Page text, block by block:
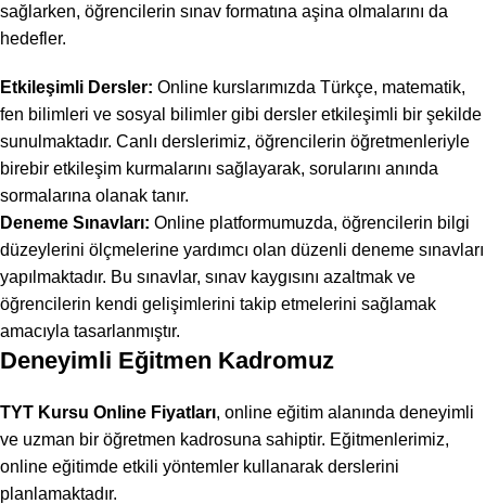
sağlarken, öğrencilerin sınav formatına aşina olmalarını da
hedefler.
Etkileşimli Dersler: Online kurslarımızda Türkçe, matematik,
fen bilimleri ve sosyal bilimler gibi dersler etkileşimli bir şekilde
sunulmaktadır. Canlı derslerimiz, öğrencilerin öğretmenleriyle
birebir etkileşim kurmalarını sağlayarak, sorularını anında
sormalarına olanak tanır.
Deneme Sınavları: Online platformumuzda, öğrencilerin bilgi
düzeylerini ölçmelerine yardımcı olan düzenli deneme sınavları
yapılmaktadır. Bu sınavlar, sınav kaygısını azaltmak ve
öğrencilerin kendi gelişimlerini takip etmelerini sağlamak
amacıyla tasarlanmıştır.
Deneyimli Eğitmen Kadromuz
TYT Kursu Online Fiyatları, online eğitim alanında deneyimli
ve uzman bir öğretmen kadrosuna sahiptir. Eğitmenlerimiz,
online eğitimde etkili yöntemler kullanarak derslerini
planlamaktadır.